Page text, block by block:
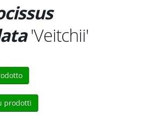
'Veitchii'
prodotti